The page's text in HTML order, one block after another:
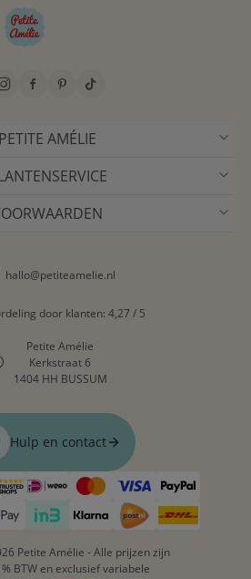
PETITE AMÉLIE
hallo@petiteamelie.nl
door klanten: 4,27 / 5
Petite Amélie
Kerkstraat 6
1404 HH BUSSUM
Hulp en contact
Petite Amélie - Alle prijzen zijn
BTW en exclusief variabele